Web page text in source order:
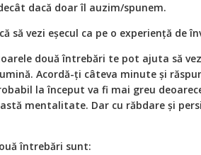
dacă doar îl auzim/spunem.
să vezi eșecul ca pe o experiență de
două întrebări te pot ajuta să
Acordă-ți câteva minute și
la început va fi mai greu
mentalitate. Dar cu răbdare și
întrebări sunt: